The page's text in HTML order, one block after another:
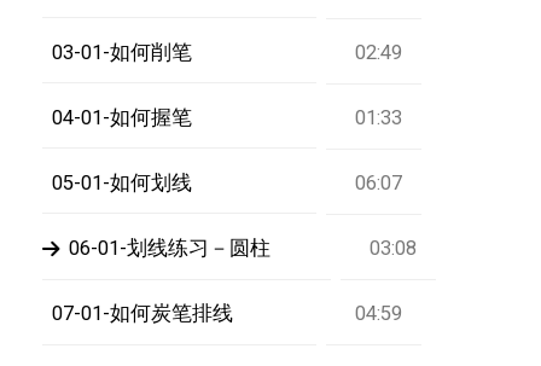
03-01-如何削笔 02:49
04-01-如何握笔 01:33
05-01-如何划线 06:07
06-01-划线练习－圆柱 03:08
07-01-如何炭笔排线 04:59